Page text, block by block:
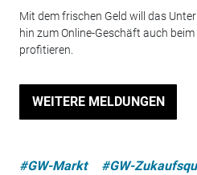
Mit dem frischen Geld will das
hin zum Online-Geschäft auch
profitieren.
WEITERE MELDUNGEN
#GW-Markt
#GW-